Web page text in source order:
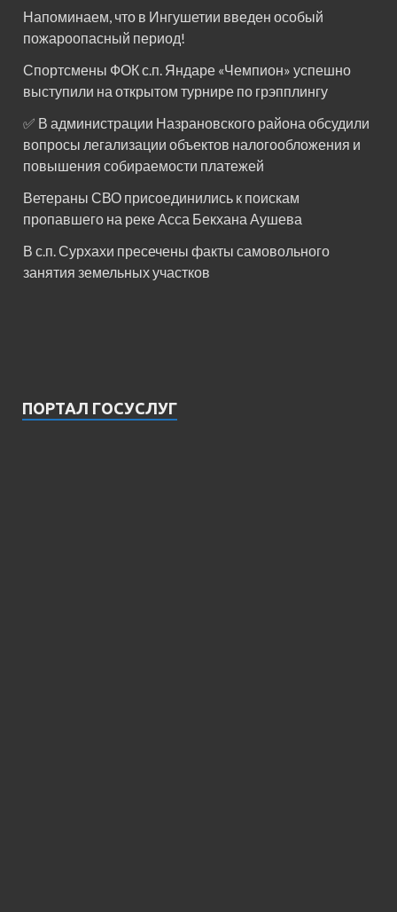
Напоминаем, что в Ингушетии введен особый
пожароопасный период!⁣⁣⠀
Спортсмены ФОК с.п. Яндаре «Чемпион» успешно
выступили на открытом турнире по грэпплингу
✅ В администрации Назрановского района обсудили
вопросы легализации объектов налогообложения и
повышения собираемости платежей
Ветераны СВО присоединились к поискам
пропавшего на реке Асса Бекхана Аушева
В с.п. Сурхахи пресечены факты самовольного
занятия земельных участков
ПОРТАЛ ГОСУСЛУГ